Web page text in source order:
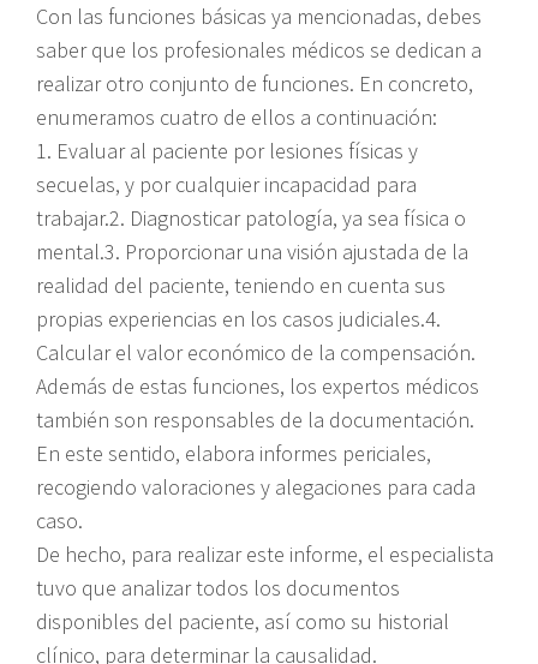
Con las funciones básicas ya mencionadas, debes
saber que los profesionales médicos se dedican a
realizar otro conjunto de funciones. En concreto,
enumeramos cuatro de ellos a continuación:
1. Evaluar al paciente por lesiones físicas y
secuelas, y por cualquier incapacidad para
trabajar.2. Diagnosticar patología, ya sea física o
mental.3. Proporcionar una visión ajustada de la
realidad del paciente, teniendo en cuenta sus
propias experiencias en los casos judiciales.4.
Calcular el valor económico de la compensación.
Además de estas funciones, los expertos médicos
también son responsables de la documentación.
En este sentido, elabora informes periciales,
recogiendo valoraciones y alegaciones para cada
caso.
De hecho, para realizar este informe, el especialista
tuvo que analizar todos los documentos
disponibles del paciente, así como su historial
clínico, para determinar la causalidad.